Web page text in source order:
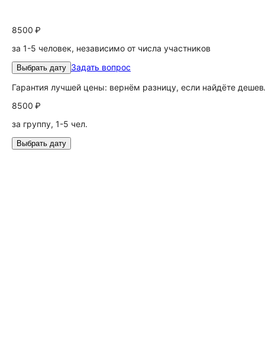
8500 ₽
за 1-5 человек, независимо от числа участников
Выбрать дату Задать вопрос
Гарантия лучшей цены: вернём разницу, если найдёте
8500 ₽
за группу, 1-5 чел.
Выбрать дату